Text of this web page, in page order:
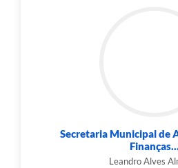
Secretaria Municipal de
Finanças...
Leandro Alves